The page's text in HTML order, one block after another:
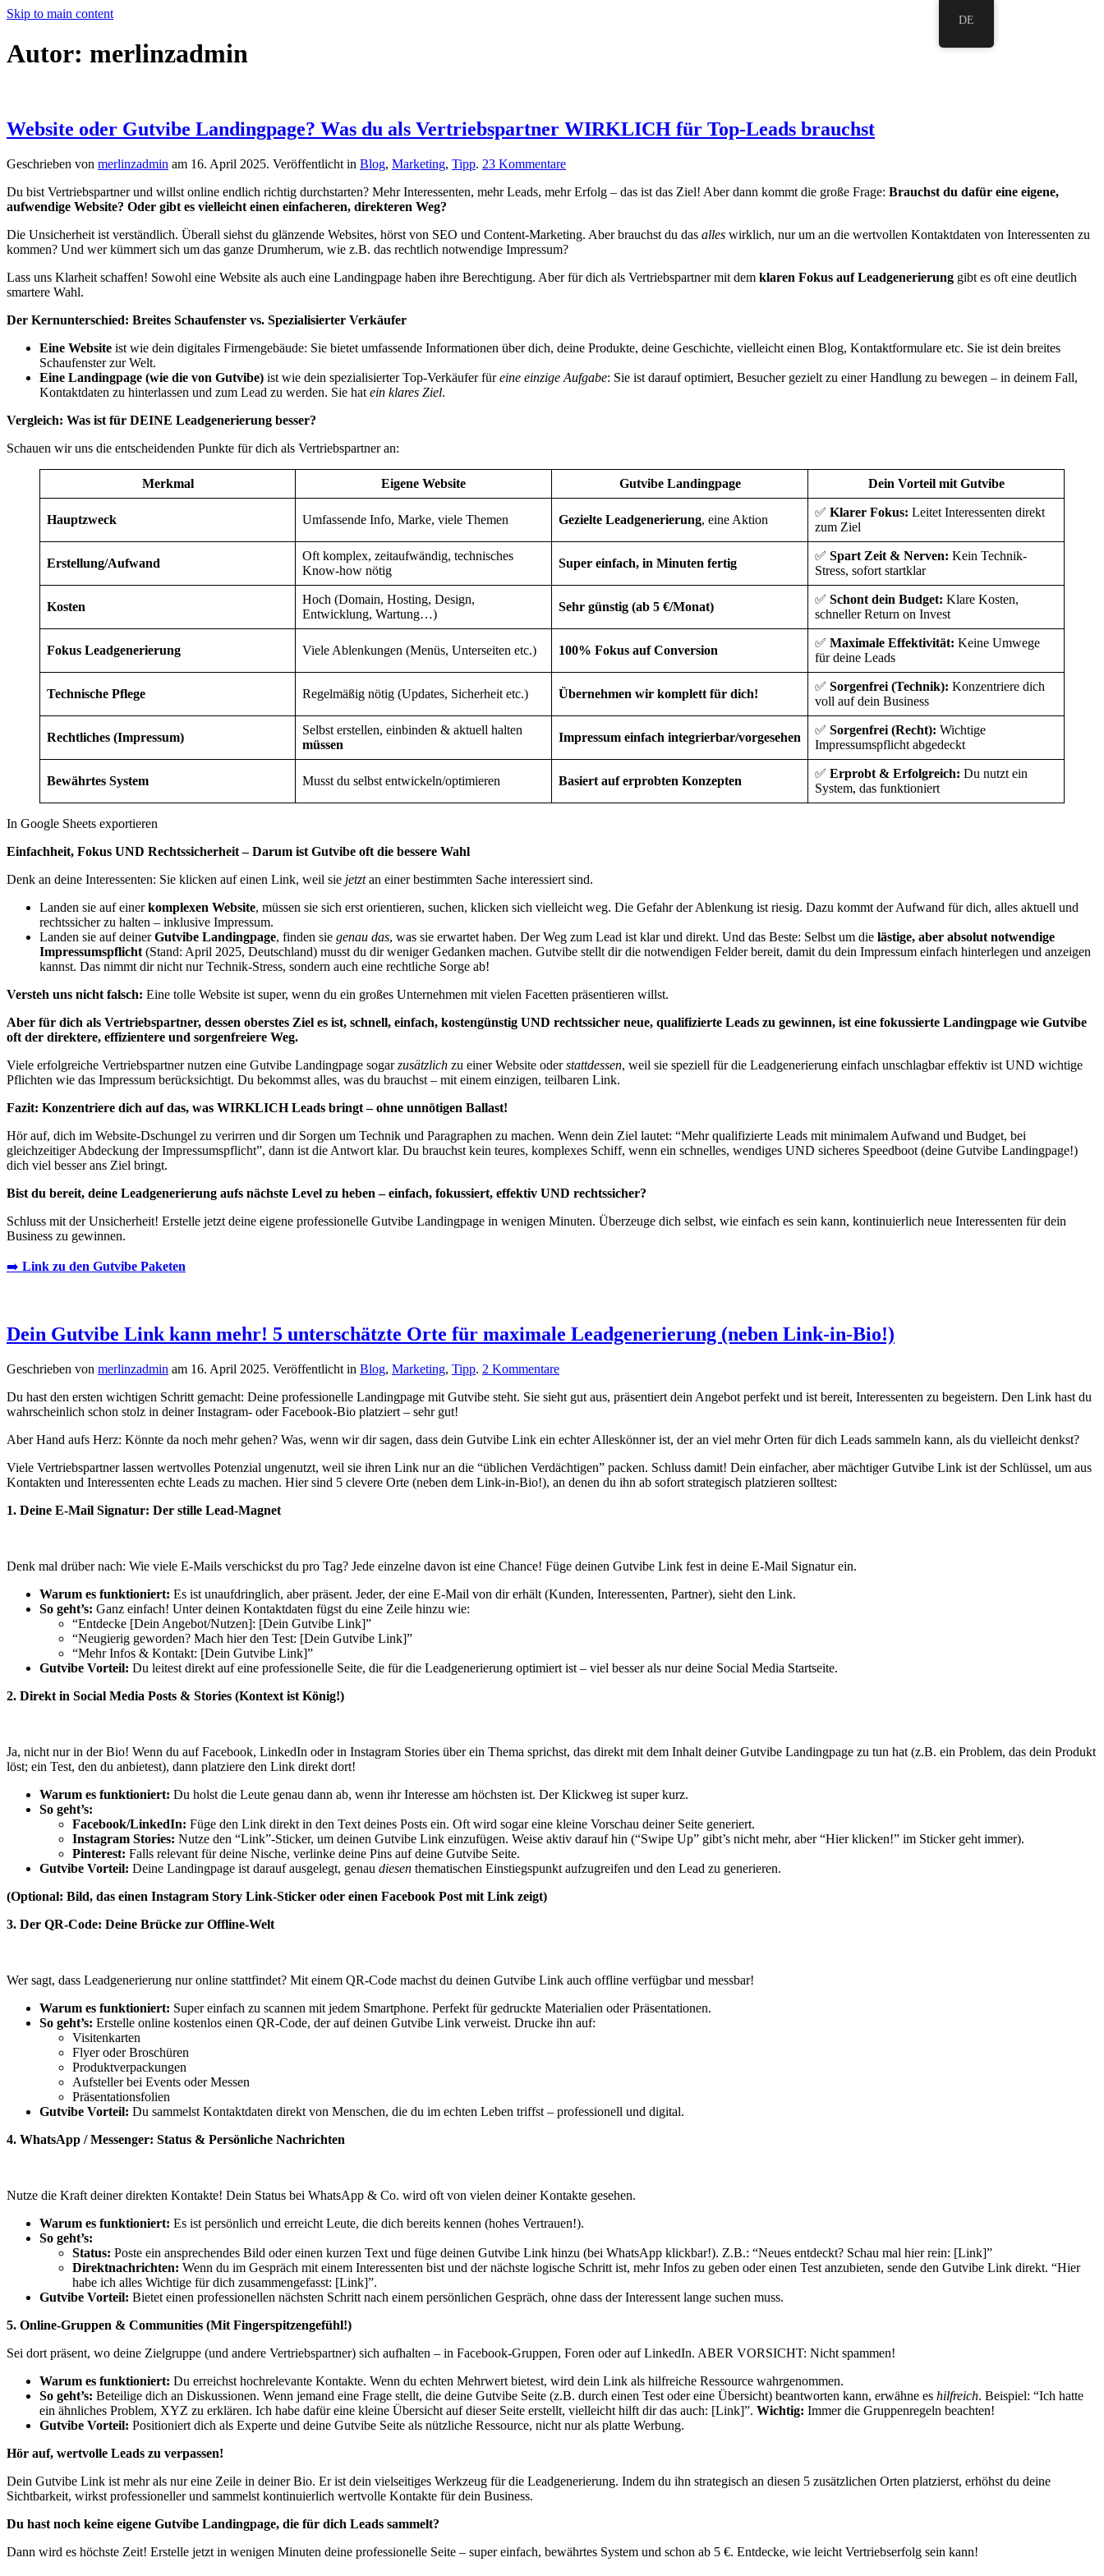
Skip to main content
Autor: merlinzadmin
Website oder Gutvibe Landingpage? Was du als Vertriebspartner WIRKLICH für Top-Leads brauchst
Geschrieben von merlinzadmin am 16. April 2025. Veröffentlicht in Blog, Marketing, Tipp. 23 Kommentarezu
oder
Was
du
Vertriebspartner
Leads
brauchst
Du bist Vertriebspartner und willst online endlich richtig durchstarten? Mehr Interessenten, mehr Leads, mehr Erfolg – das ist das Ziel! Aber dann kommt die große Frage: Brauchst du dafür eine eigene,
aufwendige Website? Oder gibt es vielleicht einen einfacheren, direkteren Weg?
Die Unsicherheit ist verständlich. Überall siehst du glänzende Websites, hörst von SEO und Content-Marketing. Aber brauchst du das alles wirklich, nur um an die wertvollen Kontaktdaten von Interessenten zu
kommen? Und wer kümmert sich um das ganze Drumherum, wie z.B. das rechtlich notwendige Impressum?
Lass uns Klarheit schaffen! Sowohl eine Website als auch eine Landingpage haben ihre Berechtigung. Aber für dich als Vertriebspartner mit dem klaren Fokus auf Leadgenerierung gibt es oft eine deutlich
smartere Wahl.
Der Kernunterschied: Breites Schaufenster vs. Spezialisierter Verkäufer
Eine Website ist wie dein digitales Firmengebäude: Sie bietet umfassende Informationen über dich, deine Produkte, deine Geschichte, vielleicht einen Blog, Kontaktformulare etc. Sie ist dein breites
Schaufenster zur Welt.
Eine Landingpage (wie die von Gutvibe) ist wie dein spezialisierter Top-Verkäufer füreine einzige Aufgabe: Sie ist darauf optimiert, Besucher gezielt zu einer Handlung zu bewegen – in deinem Fall,
Kontaktdaten zu hinterlassen und zum Lead zu werden. Sie hat ein klares Ziel.
Vergleich: Was ist für DEINE Leadgenerierung besser?
Schauen wir uns die entscheidenden Punkte für dich als Vertriebspartner an:
Merkmal Eigene Website Gutvibe Landingpage Dein Vorteil mit Gutvibe
Hauptzweck Umfassende Info, Marke, viele Themen Gezielte Leadgenerierung, eine Aktion
✅ Klarer Fokus: Leitet Interessenten direkt
zum Ziel
Erstellung/Aufwand
Oft komplex, zeitaufwändig, technisches
Know-how nötig
Super einfach, in Minuten fertig
✅ Spart Zeit & Nerven: Kein Technik-
Stress, sofort startklar
Kosten
Hoch (Domain, Hosting, Design,
Entwicklung, Wartung…)
Sehr günstig (ab 5 €/Monat)
✅ Schont dein Budget: Klare Kosten,
schneller Return on Invest
Fokus Leadgenerierung Viele Ablenkungen (Menüs, Unterseiten etc.) 100% Fokus auf Conversion
✅ Maximale Effektivität: Keine Umwege
für deine Leads
Technische Pflege Regelmäßig nötig (Updates, Sicherheit etc.) Übernehmen wir komplett für dich!
✅ Sorgenfrei (Technik): Konzentriere dich
voll auf dein Business
Rechtliches (Impressum)
Selbst erstellen, einbinden & aktuell halten
müssen
Impressum einfach integrierbar/vorgesehen
✅ Sorgenfrei (Recht): Wichtige
Impressumspflicht abgedeckt
Bewährtes System Musst du selbst entwickeln/optimieren Basiert auf erprobten Konzepten
✅ Erprobt & Erfolgreich: Du nutzt ein
System, das funktioniert
In Google Sheets exportieren
Einfachheit, Fokus UND Rechtssicherheit – Darum ist Gutvibe oft die bessere Wahl
Denk an deine Interessenten: Sie klicken auf einen Link, weil sie jetztan einer bestimmten Sache interessiert sind.
Landen sie auf einerkomplexen Website, müssen sie sich erst orientieren, suchen, klicken sich vielleicht weg. Die Gefahr der Ablenkung ist riesig. Dazu kommt der Aufwand für dich, alles aktuell und
rechtssicher zu halten – inklusive Impressum.
Landen sie auf deinerGutvibe Landingpage, finden sie genau das, was sie erwartet haben. Der Weg zum Lead ist klar und direkt. Und das Beste: Selbst um die lästige, aber absolut notwendige
Impressumspflicht (Stand: April 2025, Deutschland) musst du dir weniger Gedanken machen. Gutvibe stellt dir die notwendigen Felder bereit, damit du dein Impressum einfach hinterlegen und anzeigen
kannst. Das nimmt dir nicht nur Technik-Stress, sondern auch eine rechtliche Sorge ab!
Versteh uns nicht falsch: Eine tolle Website ist super, wenn du ein großes Unternehmen mit vielen Facetten präsentieren willst.
Aber für dich als Vertriebspartner, dessen oberstes Ziel es ist, schnell, einfach, kostengünstig UND rechtssicher neue, qualifizierte Leads zu gewinnen, ist eine fokussierte Landingpage wie Gutvibe
oft der direktere, effizientere und sorgenfreiere Weg.
Viele erfolgreiche Vertriebspartner nutzen eine Gutvibe Landingpage sogarzusätzlich zu einer Website oderstattdessen, weil sie speziell für die Leadgenerierung einfach unschlagbar effektiv ist UND wichtige
Pflichten wie das Impressum berücksichtigt. Du bekommst alles, was du brauchst – mit einem einzigen, teilbaren Link.
Fazit: Konzentriere dich auf das, was WIRKLICH Leads bringt – ohne unnötigen Ballast!
Hör auf, dich im Website-Dschungel zu verirren und dir Sorgen um Technik und Paragraphen zu machen. Wenn dein Ziel lautet: “Mehr qualifizierte Leads mit minimalem Aufwand und Budget, bei
gleichzeitiger Abdeckung der Impressumspflicht”, dann ist die Antwort klar. Du brauchst kein teures, komplexes Schiff, wenn ein schnelles, wendiges UND sicheres Speedboot (deine Gutvibe Landingpage!)
dich viel besser ans Ziel bringt.
Bist du bereit, deine Leadgenerierung aufs nächste Level zu heben – einfach, fokussiert, effektiv UND rechtssicher?
Schluss mit der Unsicherheit! Erstelle jetzt deine eigene professionelle Gutvibe Landingpage in wenigen Minuten. Überzeuge dich selbst, wie einfach es sein kann, kontinuierlich neue Interessenten für dein
Business zu gewinnen.
➡️ Link zu den Gutvibe Paketen
Dein Gutvibe Link kann mehr! 5 unterschätzte Orte für maximale Leadgenerierung (neben Link-in-Bio!)
Geschrieben von merlinzadmin am 16. April 2025. Veröffentlicht in Blog, Marketing, Tipp. 2 Kommentarezu
Gutvibe
mehr!
unterschätzte
Orte
Link-
in-
Bio!)
Du hast den ersten wichtigen Schritt gemacht: Deine professionelle Landingpage mit Gutvibe steht. Sie sieht gut aus, präsentiert dein Angebot perfekt und ist bereit, Interessenten zu begeistern. Den Link hast du
wahrscheinlich schon stolz in deiner Instagram- oder Facebook-Bio platziert – sehr gut!
Aber Hand aufs Herz: Könnte da noch mehr gehen? Was, wenn wir dir sagen, dass dein Gutvibe Link ein echter Alleskönner ist, der an viel mehr Orten für dich Leads sammeln kann, als du vielleicht denkst?
Viele Vertriebspartner lassen wertvolles Potenzial ungenutzt, weil sie ihren Link nur an die “üblichen Verdächtigen” packen. Schluss damit! Dein einfacher, aber mächtiger Gutvibe Link ist der Schlüssel, um aus
Kontakten und Interessenten echte Leads zu machen. Hier sind 5 clevere Orte (neben dem Link-in-Bio!), an denen du ihn ab sofort strategisch platzieren solltest:
1. Deine E-Mail Signatur: Der stille Lead-Magnet
Denk mal drüber nach: Wie viele E-Mails verschickst du pro Tag? Jede einzelne davon ist eine Chance! Füge deinen Gutvibe Link fest in deine E-Mail Signatur ein.
Warum es funktioniert: Es ist unaufdringlich, aber präsent. Jeder, der eine E-Mail von dir erhält (Kunden, Interessenten, Partner), sieht den Link.
So geht’s: Ganz einfach! Unter deinen Kontaktdaten fügst du eine Zeile hinzu wie:
“Entdecke [Dein Angebot/Nutzen]: [Dein Gutvibe Link]”
“Neugierig geworden? Mach hier den Test: [Dein Gutvibe Link]”
“Mehr Infos & Kontakt: [Dein Gutvibe Link]”
Gutvibe Vorteil: Du leitest direkt auf eine professionelle Seite, die für die Leadgenerierung optimiert ist – viel besser als nur deine Social Media Startseite.
2. Direkt in Social Media Posts & Stories (Kontext ist König!)
Ja, nicht nur in der Bio! Wenn du auf Facebook, LinkedIn oder in Instagram Stories über ein Thema sprichst, das direkt mit dem Inhalt deiner Gutvibe Landingpage zu tun hat (z.B. ein Problem, das dein Produkt
löst; ein Test, den du anbietest), dann platziere den Link direkt dort!
Warum es funktioniert: Du holst die Leute genau dann ab, wenn ihr Interesse am höchsten ist. Der Klickweg ist super kurz.
So geht’s:
Facebook/LinkedIn: Füge den Link direkt in den Text deines Posts ein. Oft wird sogar eine kleine Vorschau deiner Seite generiert.
Instagram Stories: Nutze den “Link”-Sticker, um deinen Gutvibe Link einzufügen. Weise aktiv darauf hin (“Swipe Up” gibt’s nicht mehr, aber “Hier klicken!” im Sticker geht immer).
Pinterest: Falls relevant für deine Nische, verlinke deine Pins auf deine Gutvibe Seite.
Gutvibe Vorteil: Deine Landingpage ist darauf ausgelegt, genau diesen thematischen Einstiegspunkt aufzugreifen und den Lead zu generieren.
(Optional: Bild, das einen Instagram Story Link-Sticker oder einen Facebook Post mit Link zeigt)
3. Der QR-Code: Deine Brücke zur Offline-Welt
Wer sagt, dass Leadgenerierung nur online stattfindet? Mit einem QR-Code machst du deinen Gutvibe Link auch offline verfügbar und messbar!
Warum es funktioniert: Super einfach zu scannen mit jedem Smartphone. Perfekt für gedruckte Materialien oder Präsentationen.
So geht’s: Erstelle online kostenlos einen QR-Code, der auf deinen Gutvibe Link verweist. Drucke ihn auf:
Visitenkarten
Flyer oder Broschüren
Produktverpackungen
Aufsteller bei Events oder Messen
Präsentationsfolien
Gutvibe Vorteil: Du sammelst Kontaktdaten direkt von Menschen, die du im echten Leben triffst – professionell und digital.
4. WhatsApp / Messenger: Status & Persönliche Nachrichten
Nutze die Kraft deiner direkten Kontakte! Dein Status bei WhatsApp & Co. wird oft von vielen deiner Kontakte gesehen.
Warum es funktioniert: Es ist persönlich und erreicht Leute, die dich bereits kennen (hohes Vertrauen!).
So geht’s:
Status: Poste ein ansprechendes Bild oder einen kurzen Text und füge deinen Gutvibe Link hinzu (bei WhatsApp klickbar!). Z.B.: “Neues entdeckt? Schau mal hier rein: [Link]”
Direktnachrichten: Wenn du im Gespräch mit einem Interessenten bist und der nächste logische Schritt ist, mehr Infos zu geben oder einen Test anzubieten, sende den Gutvibe Link direkt. “Hier
habe ich alles Wichtige für dich zusammengefasst: [Link]”.
Gutvibe Vorteil: Bietet einen professionellen nächsten Schritt nach einem persönlichen Gespräch, ohne dass der Interessent lange suchen muss.
5. Online-Gruppen & Communities (Mit Fingerspitzengefühl!)
Sei dort präsent, wo deine Zielgruppe (und andere Vertriebspartner) sich aufhalten – in Facebook-Gruppen, Foren oder auf LinkedIn. ABER VORSICHT: Nicht spammen!
Warum es funktioniert: Du erreichst hochrelevante Kontakte. Wenn du echten Mehrwert bietest, wird dein Link als hilfreiche Ressource wahrgenommen.
So geht’s: Beteilige dich an Diskussionen. Wenn jemand eine Frage stellt, die deine Gutvibe Seite (z.B. durch einen Test oder eine Übersicht) beantworten kann, erwähne es hilfreich. Beispiel: “Ich hatte
ein ähnliches Problem, XYZ zu erklären. Ich habe dafür eine kleine Übersicht auf dieser Seite erstellt, vielleicht hilft dir das auch: [Link]”. Wichtig: Immer die Gruppenregeln beachten!
Gutvibe Vorteil: Positioniert dich als Experte und deine Gutvibe Seite als nützliche Ressource, nicht nur als platte Werbung.
Hör auf, wertvolle Leads zu verpassen!
Dein Gutvibe Link ist mehr als nur eine Zeile in deiner Bio. Er ist dein vielseitiges Werkzeug für die Leadgenerierung. Indem du ihn strategisch an diesen 5 zusätzlichen Orten platzierst, erhöhst du deine
Sichtbarkeit, wirkst professioneller und sammelst kontinuierlich wertvolle Kontakte für dein Business.
Du hast noch keine eigene Gutvibe Landingpage, die für dich Leads sammelt?
Dann wird es höchste Zeit! Erstelle jetzt in wenigen Minuten deine professionelle Seite – super einfach, bewährtes System und schon ab 5 €. Entdecke, wie leicht Vertriebserfolg sein kann!
DE